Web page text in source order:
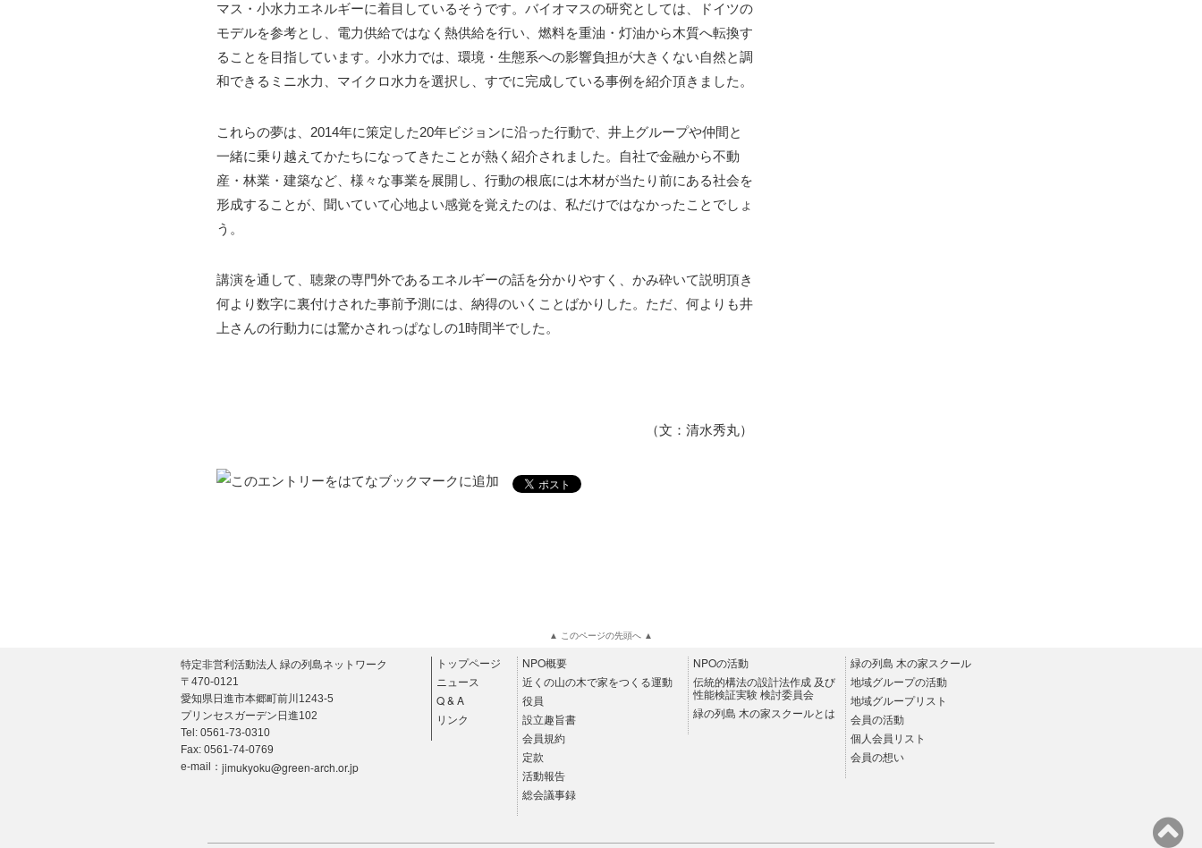
マス・小水力エネルギーに着目しているそうです。バイオマスの研究としては、ドイツの
モデルを参考とし、電力供給ではなく熱供給を行い、燃料を重油・灯油から木質へ転換す
ることを目指しています。小水力では、環境・生態系への影響負担が大きくない自然と調
和できるミニ水力、マイクロ水力を選択し、すでに完成している事例を紹介頂きました。
これらの夢は、2014年に策定した20年ビジョンに沿った行動で、井上グループや仲間と
一緒に乗り越えてかたちになってきたことが熱く紹介されました。自社で金融から不動
産・林業・建築など、様々な事業を展開し、行動の根底には木材が当たり前にある社会を
形成することが、聞いていて心地よい感覚を覚えたのは、私だけではなかったことでしょ
う。
講演を通して、聴衆の専門外であるエネルギーの話を分かりやすく、かみ砕いて説明頂き
何より数字に裏付けされた事前予測には、納得のいくことばかりした。ただ、何よりも井
上さんの行動力には驚かされっぱなしの1時間半でした。
（文：清水秀丸）
▲ このページの先頭へ ▲
特定非営利活動法人 緑の列島ネットワーク
〒470-0121
愛知県日進市本郷町前川1243-5
プリンセスガーデン日進102
Tel: 0561-73-0310
Fax: 0561-74-0769
e-mail： jimukyoku@green-arch.or.jp
トップページ
ニュース
Q & A
リンク
NPO概要
近くの山の木で家をつくる運動
役員
設立趣旨書
会員規約
定款
活動報告
総会議事録
NPOの活動
伝統的構法の設計法作成 及び
性能検証実験 検討委員会
緑の列島 木の家スクールとは
緑の列島 木の家スクール
地域グループの活動
地域グループリスト
会員の活動
個人会員リスト
会員の想い